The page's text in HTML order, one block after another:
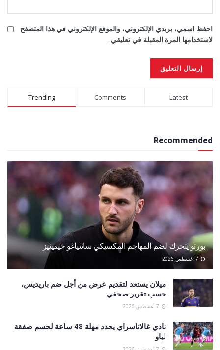
احفظ اسمي، بريدي الإلكتروني، والموقع الإلكتروني في هذا المتصفح
لاستخدامها المرة المقبلة في تعليقي.
Alternative:
Trending Comments Latest
Recommended
بورتو يتحرك لضم المهاجم المكسيكي سانتياغو خيمينيز
ميلان يستعد لتقديم عرض من أجل ضم باريديس،
حسب تقرير صحفي
نادي غالاتاسراي يحدد مهلة 48 ساعة لحسم صفقة
لياو